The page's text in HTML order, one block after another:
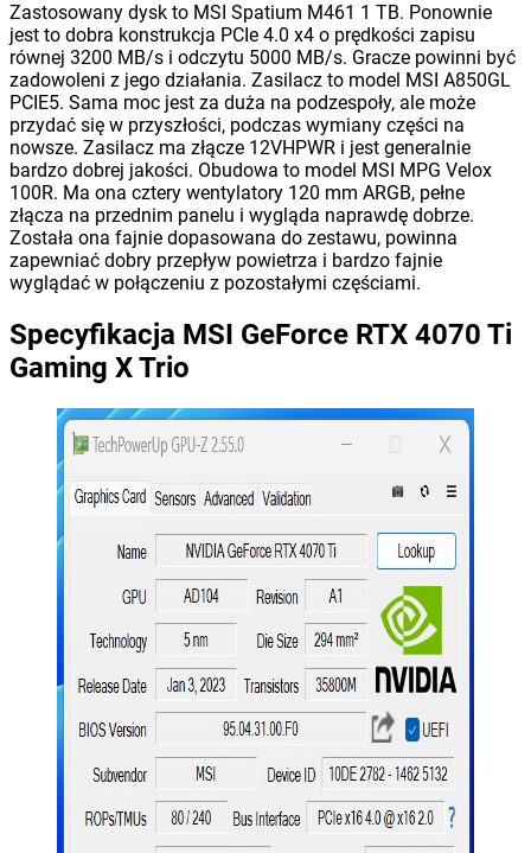
Zastosowany dysk to MSI Spatium M461 1 TB. Ponownie
jest to dobra konstrukcja PCIe 4.0 x4 o prędkości zapisu
równej 3200 MB/s i odczytu 5000 MB/s. Gracze powinni być
zadowoleni z jego działania. Zasilacz to model MSI A850GL
PCIE5. Sama moc jest za duża na podzespoły, ale może
przydać się w przyszłości, podczas wymiany części na
nowsze. Zasilacz ma złącze 12VHPWR i jest generalnie
bardzo dobrej jakości. Obudowa to model MSI MPG Velox
100R. Ma ona cztery wentylatory 120 mm ARGB, pełne
złącza na przednim panelu i wygląda naprawdę dobrze.
Została ona fajnie dopasowana do zestawu, powinna
zapewniać dobry przepływ powietrza i bardzo fajnie
wyglądać w połączeniu z pozostałymi częściami.
Specyfikacja MSI GeForce RTX 4070 Ti
Gaming X Trio